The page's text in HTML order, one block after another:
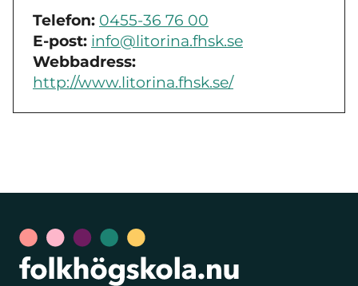
Telefon: 0455-36 76 00
E-post: info@litorina.fhsk.se
Webbadress:
http://www.litorina.fhsk.se/